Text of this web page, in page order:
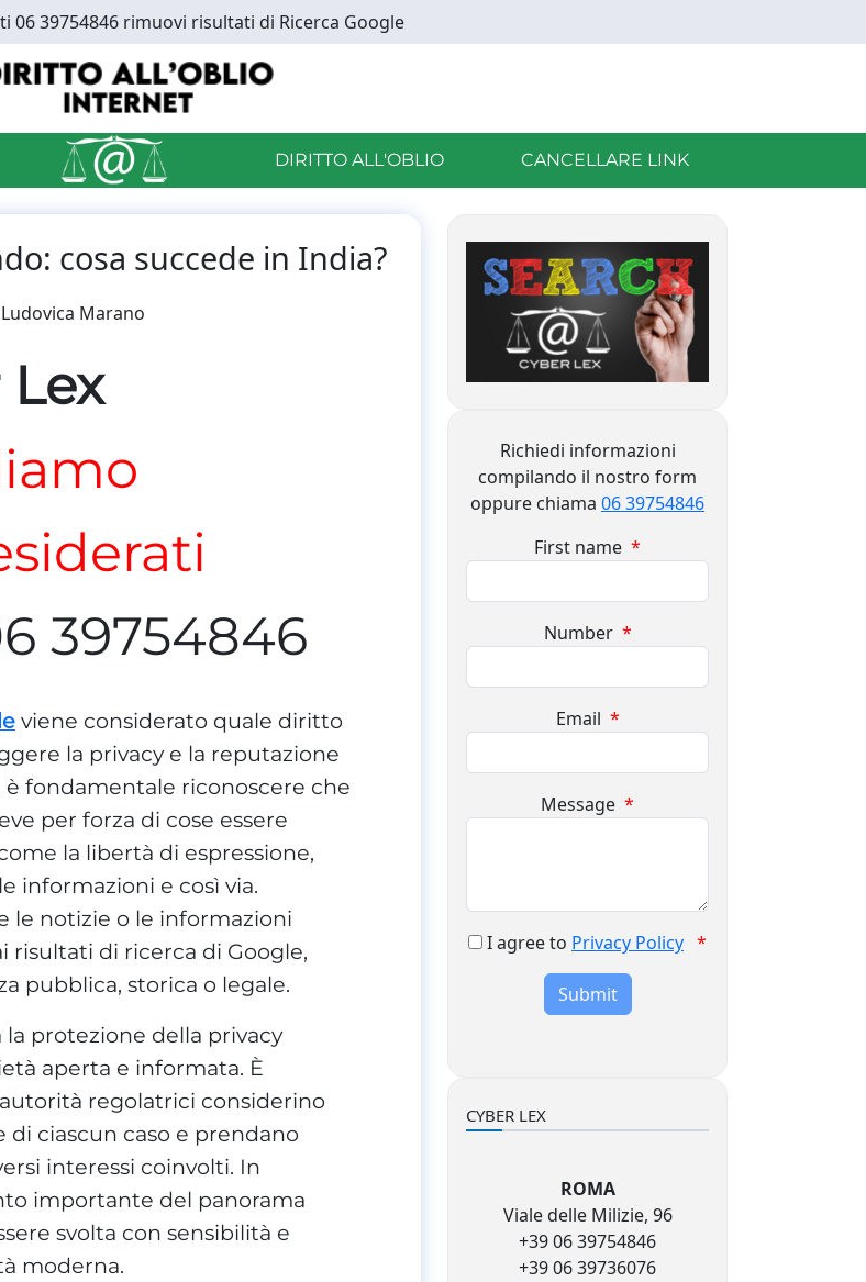
06 39754846 rimuovi risultati di Ricerca Google
DIRITTO ALL'OBLIO CANCELLARE LINK
cosa succede in India?
Ludovica Marano
39754846
viene considerato quale diritto
la privacy e la reputazione
è fondamentale riconoscere che
per forza di cose essere
la libertà di espressione,
informazioni e così via.
le notizie o le informazioni
risultati di ricerca di Google,
pubblica, storica o legale.
protezione della privacy
aperta e informata. È
regolatrici considerino
ciascun caso e prendano
interessi coinvolti. In
importante del panorama
svolta con sensibilità e
moderna.
Richiedi informazioni
compilando il nostro form
oppure chiama 06 39754846
First name *
Number *
Email *
Message *
I agree to Privacy Policy *
Submit
CYBER LEX
ROMA
Viale delle Milizie, 96
+39 06 39754846
+39 06 39736076